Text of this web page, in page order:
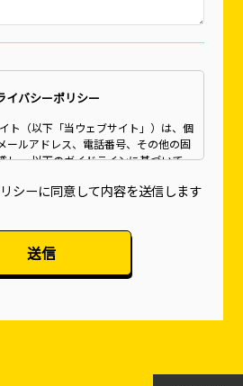
イバシーポリシー
ト（以下「当ウェブサイト」）は、個
ールアドレス、電話番号、その他の固
し、 以下のガイドラインに基づいて、
にあたり、お客様には当プライバシー
、より良いサービスのご提供を続ける
することがございます。 収集する個人
シーに同意して内容を送信します